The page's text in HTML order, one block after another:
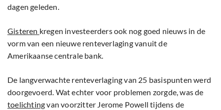
dagen geleden.
Gisteren kregen investeerders ook nog goed nieuws in de
vorm van een nieuwe renteverlaging vanuit de
Amerikaanse centrale bank.
De langverwachte renteverlaging van 25 basispunten werd
doorgevoerd. Wat echter voor problemen zorgde, was de
toelichtingvan voorzitter Jerome Powell tijdens de